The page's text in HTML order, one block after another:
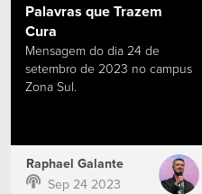
Palavras que Trazem
Cura
Mensagem do dia 24 de
setembro de 2023 no campus
Zona Sul.
Raphael Galante
Sep 24 2023